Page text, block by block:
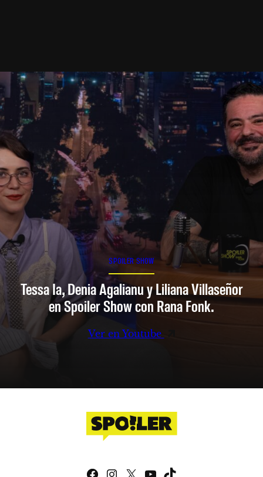
SPOILER SHOW
Tessa Ia, Denia Agalianu y Liliana Villaseñor
en Spoiler Show con Rana Fonk.
Ver en Youtube
Facebook
Instagram
X YouTube